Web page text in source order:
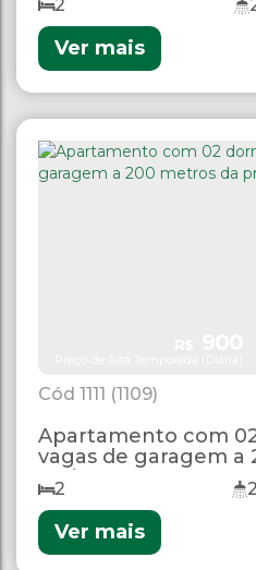
2
Ver mais
1111 (1109)
Apartamento com
vagas de garagem a
praia.
2 2
Ver mais